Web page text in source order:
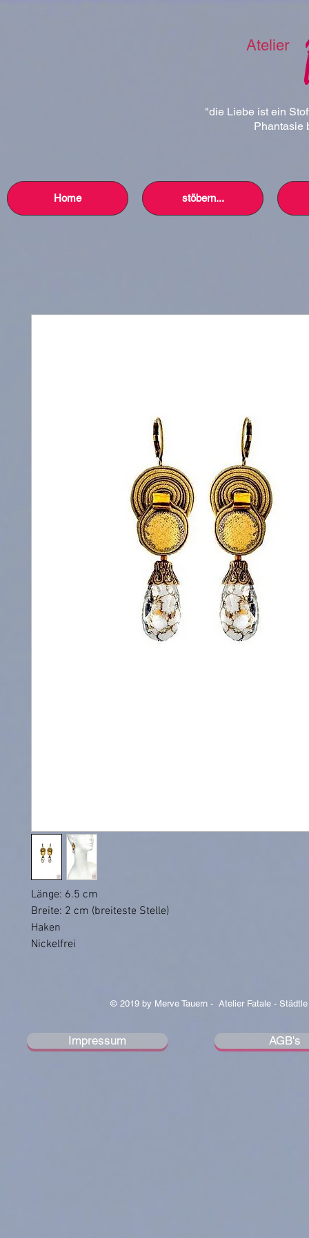
Atelier
"die Liebe ist ein
Phantasie
Home stöbern...
Länge: 6.5 cm
Breite: 2 cm (breiteste Stelle)
Haken
Nickelfrei
© 2019 by Merve Tauern - Atelier Fatale -
Impressum AGB's